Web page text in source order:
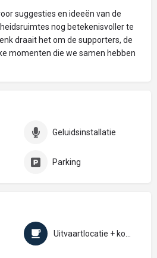
suggesties en ideeën van de
nog betekenisvoller te
draait het om de supporters, de
momenten die we samen hebben
Geluidsinstallatie
Parking